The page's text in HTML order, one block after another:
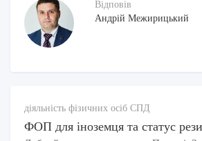
Відповів
Андрій Межирицький
діяльність фізичних осіб СПД
ФОП для іноземця та статус